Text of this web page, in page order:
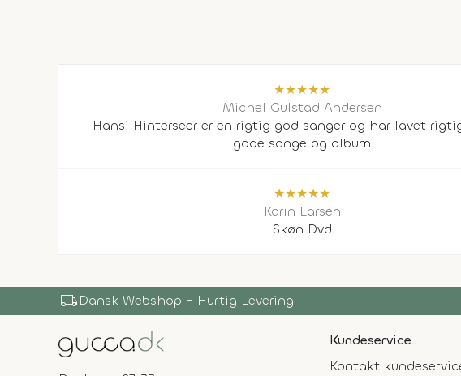
★★★★★
Michel Gulstad Andersen
Hansi Hinterseer er en rigtig god sanger og har lavet
gode sange og album
★★★★★
Karin Larsen
Skøn Dvd
local_shippingDansk Webshop - Hurtig Levering
Kundeservice
Kontakt